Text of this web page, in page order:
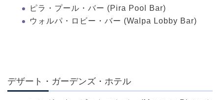
ピラ・プール・バー (Pira Pool Bar)
ウォルパ・ロビー・バー (Walpa Lobby Bar)
デザート・ガーデンズ・ホテル